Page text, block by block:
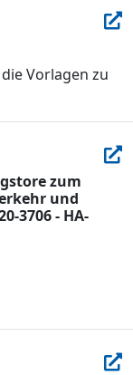
Vorlagen zu
zum
und
3706 - HA-